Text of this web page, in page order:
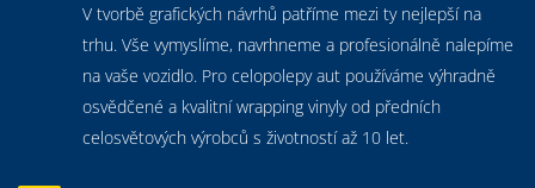
V tvorbě grafických návrhů patříme mezi ty nejlepší na
trhu. Vše vymyslíme, navrhneme a profesionálně nalepíme
na vaše vozidlo. Pro celopolepy aut používáme výhradně
osvědčené a kvalitní wrapping vinyly od předních
celosvětových výrobců s životností až 10 let.